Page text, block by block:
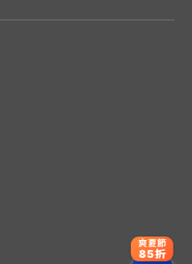
爽夏節
85折